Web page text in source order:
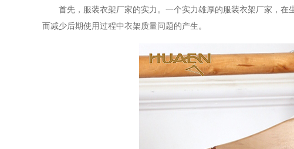
首先，服装衣架厂家的实力。一个实力雄厚的服装衣架厂家，
而减少后期使用过程中衣架质量问题的产生。